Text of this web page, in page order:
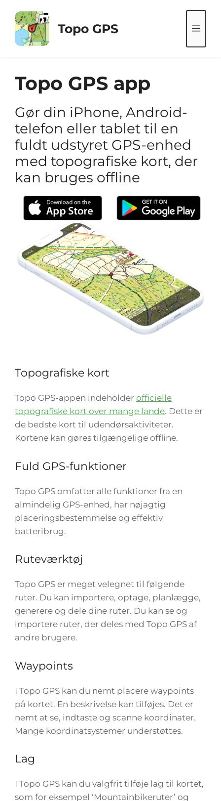
indhold
Topo GPS
Topo GPS app
Gør din iPhone, Android-
telefon eller tablet til en
fuldt udstyret GPS-enhed
med topografiske kort, der
kan bruges offline
Topografiske kort
Topo GPS-appen indeholder officielle
topografiske kort over mange lande. Dette er
de bedste kort til udendørsaktiviteter.
Kortene kan gøres tilgængelige offline.
Fuld GPS-funktioner
Topo GPS omfatter alle funktioner fra en
almindelig GPS-enhed, har nøjagtig
placeringsbestemmelse og effektiv
batteribrug.
Ruteværktøj
Topo GPS er meget velegnet til følgende
ruter. Du kan importere, optage, planlægge,
generere og dele dine ruter. Du kan se og
importere ruter, der deles med Topo GPS af
andre brugere.
Waypoints
I Topo GPS kan du nemt placere waypoints
på kortet. En beskrivelse kan tilføjes. Det er
nemt at se, indtaste og scanne koordinater.
Mange koordinatsystemer understøttes.
Lag
I Topo GPS kan du valgfrit tilføje lag til kortet,
som for eksempel ‘Mountainbikeruter’ og